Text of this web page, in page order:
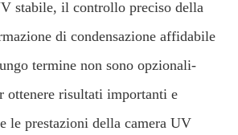
stabile, il controllo preciso della
di condensazione affidabile
termine non sono opzionali-
ottenere risultati importanti e
le prestazioni della camera UV